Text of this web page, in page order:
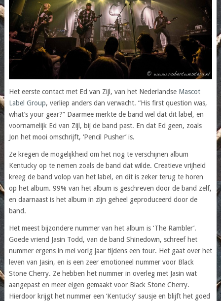
Het eerste contact met Ed van Zijl, van het Nederlandse Mascot
Label Group, verliep anders dan verwacht. “His first question was,
what’s your gear?” Daarmee merkte de band wel dat dit label, en
voornamelijk Ed van Zijl, bij de band past. En dat Ed geen, zoals
Jon het mooi omschrijft, ‘Pencil Pusher’ is.
Ze kregen de mogelijkheid om het nog te verschijnen album
Kentucky op te nemen zoals de band dat wilde. Creatieve vrijheid
kreeg de band volop van het label, en dit is zeker terug te horen
op het album. 99% van het album is geschreven door de band zelf,
en daarnaast is het album in zijn geheel geproduceerd door de
band.
Het meest bijzondere nummer van het album is ‘The Rambler’.
Goede vriend Jasin Todd, van de band Shinedown, schreef het
nummer ergens in mei vorig jaar tijdens een tour. Het gaat over het
leven van Jasin, en is een zeer emotioneel nummer voor Black
Stone Cherry. Ze hebben het nummer in overleg met Jasin wat
aangepast en meer eigen gemaakt voor Black Stone Cherry.
Hierdoor krijgt het nummer een ‘Kentucky’ sausje en blijft het goed